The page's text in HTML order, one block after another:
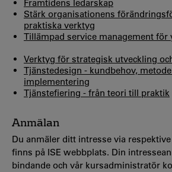
Framtidens ledarskap
Stärk organisationens
praktiska verktyg
Tillämpad service management för
Verktyg för strategisk utveckling
Tjänstedesign - kundbehov,
implementering
Tjänstefiering - från teori till praktik
Anmälan
Du anmäler ditt intresse via
finns på ISE webbplats. Din
bindande och vår kursadministratör